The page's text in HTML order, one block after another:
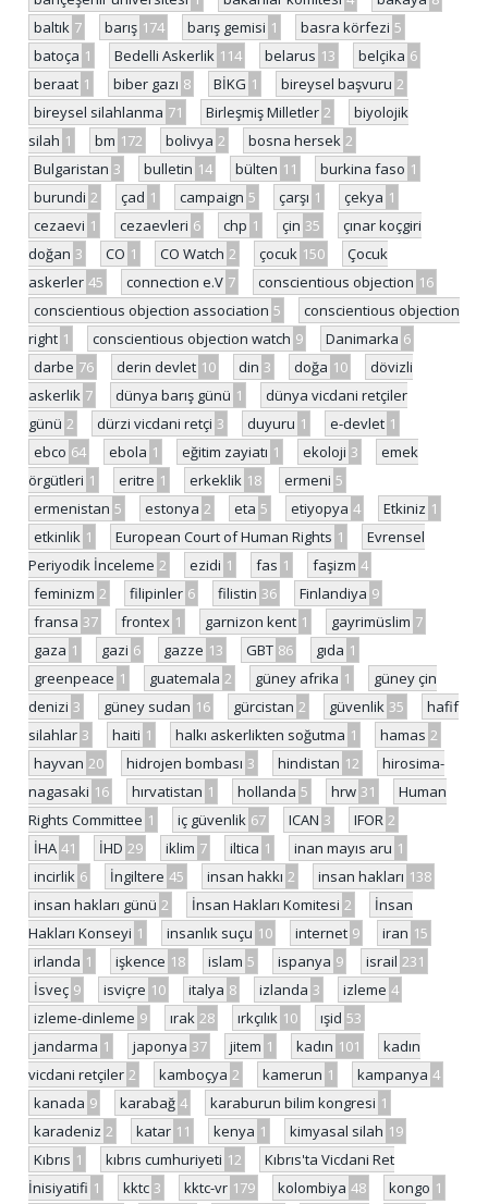
baltık 7 barış 174 barış gemisi 1 basra körfezi 5
batoça 1 Bedelli Askerlik 114 belarus 13 belçika 6
beraat 1 biber gazı 8 BİKG 1 bireysel başvuru 2
bireysel silahlanma 71 Birleşmiş Milletler 2
biyolojik
silah 1 bm 172 bolivya 2 bosna hersek 2
Bulgaristan 3 bulletin 14 bülten 11 burkina faso 1
burundi 2 çad 1 campaign 5 çarşı 1 çekya 1
cezaevi 1 cezaevleri 6 chp 1 çin 35
çınar koçgiri
doğan 3 CO 1 CO Watch 2 çocuk 150
Çocuk
askerler 45 connection e.V 7 conscientious objection 16
conscientious objection association 5
conscientious objection
right 1 conscientious objection watch 9 Danimarka 6
darbe 76 derin devlet 10 din 3 doğa 10
dövizli
askerlik 7 dünya barış günü 1
dünya vicdani retçiler
günü 2 dürzi vicdani retçi 3 duyuru 1 e-devlet 1
ebco 64 ebola 1 eğitim zayiatı 1 ekoloji 3
emek
örgütleri 1 eritre 1 erkeklik 18 ermeni 5
ermenistan 5 estonya 2 eta 5 etiyopya 4 Etkiniz 1
etkinlik 1 European Court of Human Rights 1
Evrensel
Periyodik İnceleme 2 ezidi 1 fas 1 faşizm 4
feminizm 2 filipinler 6 filistin 36 Finlandiya 9
fransa 37 frontex 1 garnizon kent 1 gayrimüslim 7
gaza 1 gazi 6 gazze 13 GBT 86 gıda 1
greenpeace 1 guatemala 2 güney afrika 1
güney çin
denizi 3 güney sudan 16 gürcistan 2 güvenlik 35
hafif
silahlar 3 haiti 1 halkı askerlikten soğutma 1 hamas 2
hayvan 20 hidrojen bombası 3 hindistan 12
hirosima-
nagasaki 16 hırvatistan 1 hollanda 5 hrw 31
Human
Rights Committee 1 iç güvenlik 67 ICAN 3 IFOR 2
İHA 41 İHD 29 iklim 7 iltica 1 inan mayıs aru 1
incirlik 6 İngiltere 45 insan hakkı 2 insan hakları 138
insan hakları günü 2 İnsan Hakları Komitesi 2
İnsan
Hakları Konseyi 1 insanlık suçu 10 internet 9 iran 15
irlanda 1 işkence 18 islam 5 ispanya 9 israil 231
İsveç 9 isviçre 10 italya 8 izlanda 3 izleme 4
izleme-dinleme 9 ırak 28 ırkçılık 10 ışid 53
jandarma 1 japonya 37 jitem 1 kadın 101
kadın
vicdani retçiler 2 kamboçya 2 kamerun 1 kampanya 4
kanada 9 karabağ 4 karaburun bilim kongresi 1
karadeniz 2 katar 11 kenya 1 kimyasal silah 19
Kıbrıs 1 kıbrıs cumhuriyeti 12
Kıbrıs'ta Vicdani Ret
İnisiyatifi 1 kktc 3 kktc-vr 179 kolombiya 48 kongo 1